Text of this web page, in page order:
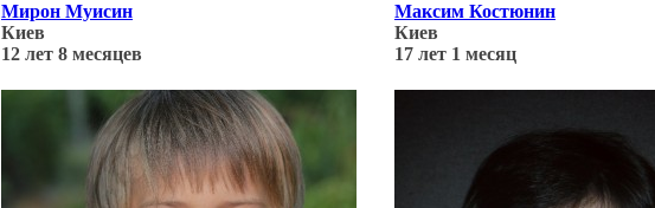
Обновлено: 20.02.22
Мирон Муисин
Киев
12 лет 8 месяцев
Максим Костюнин
Киев
17 лет 1 месяц